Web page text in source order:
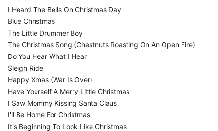
I Heard The Bells On Christmas Day
Blue Christmas
The Little Drummer Boy
The Christmas Song (Chestnuts Roasting On An Open Fire)
Do You Hear What I Hear
Sleigh Ride
Happy Xmas (War Is Over)
Have Yourself A Merry Little Christmas
I Saw Mommy Kissing Santa Claus
I'll Be Home For Christmas
It's Beginning To Look Like Christmas